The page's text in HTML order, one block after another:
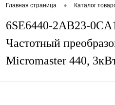
Главная страница • Каталог
6SE6440-2AB23-
Частотный
Micromaster 440,